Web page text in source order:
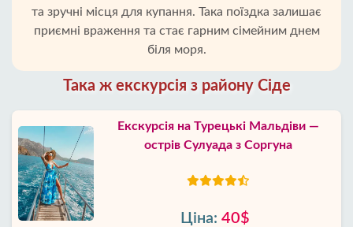
та зручні місця для купання. Така поїздка залишає
приємні враження та стає гарним сімейним днем
біля моря.
Така ж екскурсія з району Сіде
Екскурсія на Турецькі Мальдіви —
острів Сулуада з Соргуна
Ціна: 40$